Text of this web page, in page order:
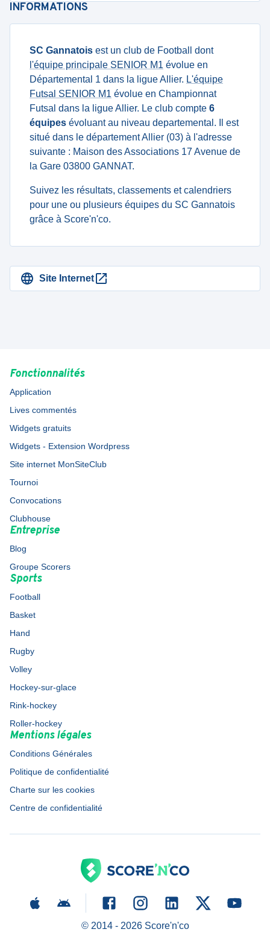
INFORMATIONS
SC Gannatois est un club de Football dont
l'équipe principale SENIOR M1 évolue en
Départemental 1 dans la ligue Allier. L'équipe
Futsal SENIOR M1 évolue en Championnat
Futsal dans la ligue Allier. Le club compte 6
équipes évoluant au niveau departemental. Il est
situé dans le département Allier (03) à l'adresse
suivante : Maison des Associations 17 Avenue de
la Gare 03800 GANNAT.
Suivez les résultats, classements et calendriers
pour une ou plusieurs équipes du SC Gannatois
grâce à Score'n'co.
Site Internet
Fonctionnalités
Application
Lives commentés
Widgets gratuits
Widgets - Extension Wordpress
Site internet MonSiteClub
Tournoi
Convocations
Clubhouse
Entreprise
Blog
Groupe Scorers
Sports
Football
Basket
Hand
Rugby
Volley
Hockey-sur-glace
Rink-hockey
Roller-hockey
Mentions légales
Conditions Générales
Politique de confidentialité
Charte sur les cookies
Centre de confidentialité
© 2014 - 2026Score'n'co